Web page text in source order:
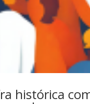
histórica